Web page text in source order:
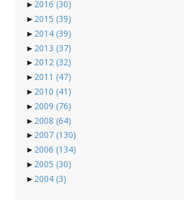
► 2016 (30)
► 2015 (39)
► 2014 (39)
► 2013 (37)
► 2012 (32)
► 2011 (47)
► 2010 (41)
► 2009 (76)
► 2008 (64)
► 2007 (130)
► 2006 (134)
► 2005 (30)
► 2004 (3)